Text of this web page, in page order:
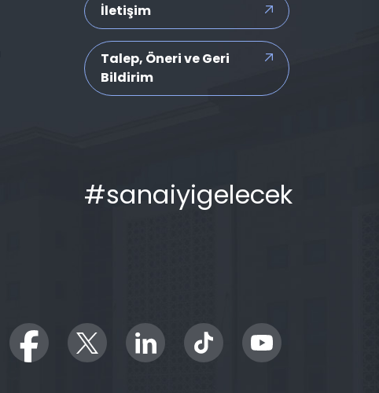
İletişim
Talep, Öneri ve Geri
Bildirim
#sanaiyigelecek